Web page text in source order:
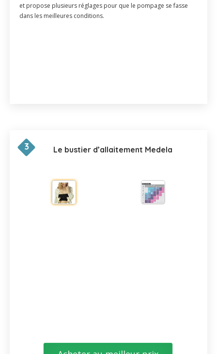
et propose plusieurs réglages pour que le pompage se fasse
dans les meilleures conditions.
3 Le bustier d’allaitement Medela